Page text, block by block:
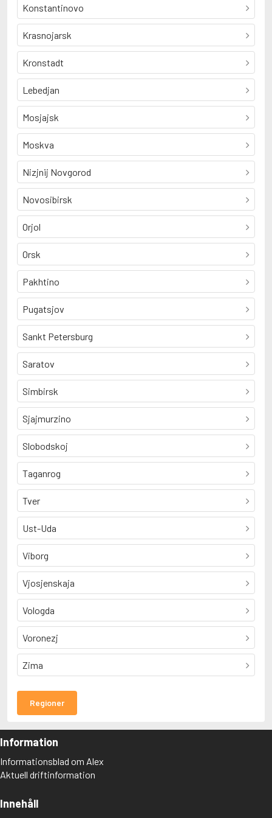
Konstantinovo
Krasnojarsk
Kronstadt
Lebedjan
Mosjajsk
Moskva
Nizjnij Novgorod
Novosibirsk
Orjol
Orsk
Pakhtino
Pugatsjov
Sankt Petersburg
Saratov
Simbirsk
Sjajmurzino
Slobodskoj
Taganrog
Tver
Ust-Uda
Viborg
Vjosjenskaja
Vologda
Voronezj
Zima
Regioner
Information
Informationsblad om Alex
Aktuell driftinformation
Innehåll